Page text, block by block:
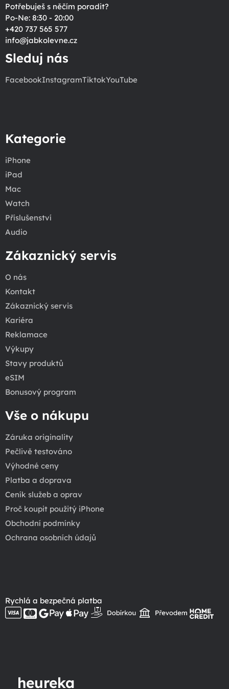
Potřebuješ s něčím poradit?
Po-Ne: 8:30 - 20:00
+420 737 565 577
info@jabkolevne.cz
Sleduj nás
FacebookInstagramTiktokYouTube
Kategorie
iPhone
iPad
Mac
Watch
Příslušenství
Audio
Zákaznický servis
O nás
Kontakt
Zákaznický servis
Kariéra
Reklamace
Výkupy
Stavy produktů
eSIM
Bonusový program
Vše o nákupu
Záruka originality
Pečlivě testováno
Výhodné ceny
Platba a doprava
Ceník služeb a oprav
Proč koupit použitý iPhone
Obchodní podmínky
Ochrana osobních údajů
Rychlá a bezpečná platba
heureka